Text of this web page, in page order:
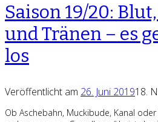
Saison 19/20:
und Tränen – es
los
Veröffentlicht am 26. Juni 201918.
Ob Aschebahn, Muckibude, Kanal